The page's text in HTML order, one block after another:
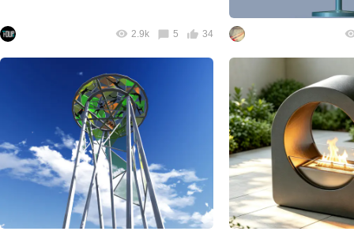
2.9k 5 34